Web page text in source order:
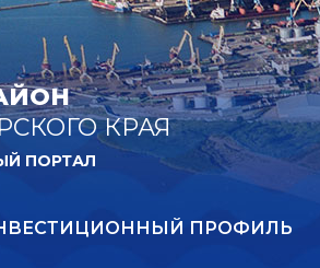
КРАЯ
ПОРТАЛ
ПРОФИЛЬ